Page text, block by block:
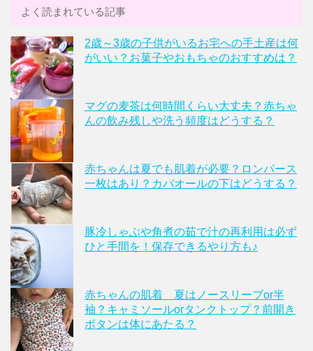
よく読まれている記事
2歳～3歳の子供がいるお宅への手土産は何
がいい？お菓子やおもちゃのおすすめは？
マグの麦茶は何時間くらい大丈夫？赤ちゃ
んの飲み残しや洗う頻度はどうする？
赤ちゃんは夏でも肌着が必要？ロンパース
一枚はあり？カバオールの下はどうする？
豚冷しゃぶや角煮の茹で汁の再利用は必ず
ひと手間を！保存できるやり方も♪
赤ちゃんの肌着 夏はノースリーブor半
袖？キャミソールorタンクトップ？前開き
ボタンは体にあたる？